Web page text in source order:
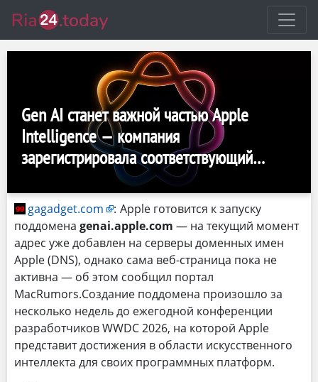
Gen AI станет важной частью Apple
Intelligence — компания
зарегистрировала соответствующий
gagadget.com : Apple готовится к запуску
поддомена genai.apple.com — на текущий момент
адрес уже добавлен на серверы доменных имен
Apple (DNS), однако сама веб-страница пока не
активна — об этом сообщил портал
MacRumors.Создание поддомена произошло за
несколько недель до ежегодной конференции
разработчиков WWDC 2026, на которой Apple
представит достижения в области искусственного
интеллекта для своих программных платформ.